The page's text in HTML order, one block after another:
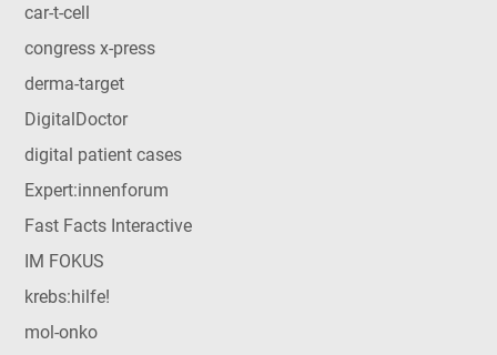
car-t-cell
congress x-press
derma-target
DigitalDoctor
digital patient cases
Expert:innenforum
Fast Facts Interactive
IM FOKUS
krebs:hilfe!
mol-onko